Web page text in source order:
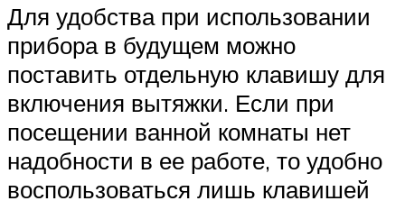
Для удобства при использовании
прибора в будущем можно
поставить отдельную клавишу для
включения вытяжки. Если при
посещении ванной комнаты нет
надобности в ее работе, то удобно
воспользоваться лишь клавишей